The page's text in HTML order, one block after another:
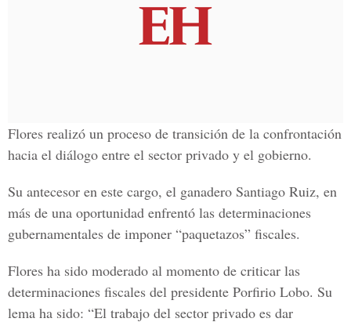
Flores realizó un proceso de transición de la confrontación
hacia el diálogo entre el sector privado y el gobierno.
Su antecesor en este cargo, el ganadero Santiago Ruiz, en
más de una oportunidad enfrentó las determinaciones
gubernamentales de imponer “paquetazos” fiscales.
Flores ha sido moderado al momento de criticar las
determinaciones fiscales del presidente Porfirio Lobo. Su
lema ha sido: “El trabajo del sector privado es dar